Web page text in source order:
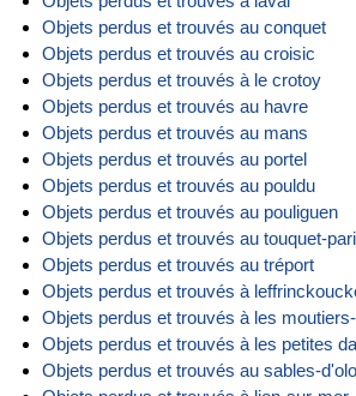
Objets perdus et trouvés au conquet
Objets perdus et trouvés au croisic
Objets perdus et trouvés à le crotoy
Objets perdus et trouvés au havre
Objets perdus et trouvés au mans
Objets perdus et trouvés au portel
Objets perdus et trouvés au pouldu
Objets perdus et trouvés au pouliguen
Objets perdus et trouvés au touquet-
Objets perdus et trouvés au tréport
Objets perdus et trouvés à
Objets perdus et trouvés à les
Objets perdus et trouvés à les petites
Objets perdus et trouvés au sables-